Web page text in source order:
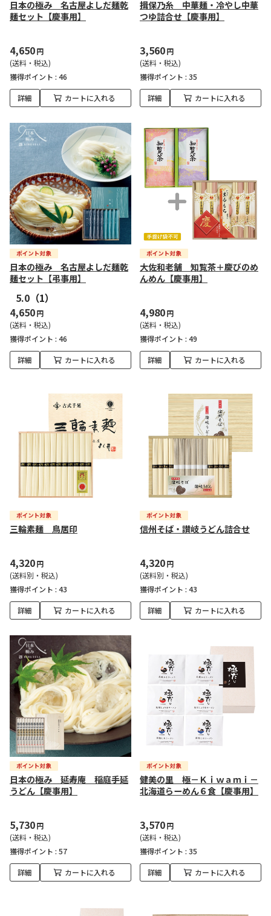
日本の極み 名古屋よしだ麺乾
麺セット【慶事用】
4,650円
(送料・税込)
獲得ポイント : 46
詳細 カートに入れる
揖保乃糸 中華麺・冷やし中華
つゆ詰合せ【慶事用】
3,560円
(送料・税込)
獲得ポイント : 35
詳細 カートに入れる
日本の極み 名古屋よしだ麺乾
麺セット【弔事用】
5.0 （1）
4,650円
(送料・税込)
獲得ポイント : 46
詳細 カートに入れる
大佐和老舗 知覧茶＋慶びのめ
んめん【慶事用】
4,980円
(送料・税込)
獲得ポイント : 49
詳細 カートに入れる
三輪素麺 鳥居印
4,320円
(送料別・税込)
獲得ポイント : 43
詳細 カートに入れる
信州そば・讃岐うどん詰合せ
4,320円
(送料別・税込)
獲得ポイント : 43
詳細 カートに入れる
日本の極み 延寿庵 稲庭手延
うどん【慶事用】
5,730円
(送料・税込)
獲得ポイント : 57
詳細 カートに入れる
健美の里 極－Ｋｉｗａｍｉ－
北海道らーめん６食【慶事用】
3,570円
(送料・税込)
獲得ポイント : 35
詳細 カートに入れる